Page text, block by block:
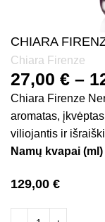
CHIARA
Chiara Firenze
27,00 € –
Chiara Firenze
aromatas,
viliojantis ir
Namų kvapai (ml)
129,00 €